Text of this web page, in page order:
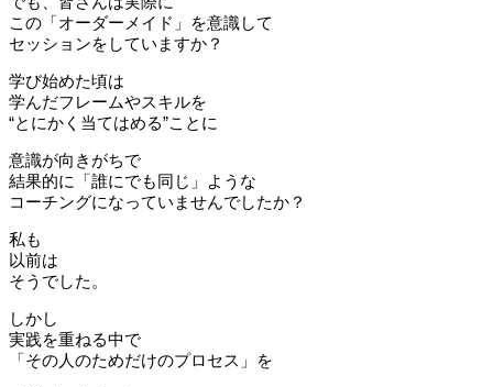
この「オーダーメイド」を意識して
セッションをしていますか？
学び始めた頃は
学んだフレームやスキルを
“とにかく当てはめる”ことに
意識が向きがちで
結果的に「誰にでも同じ」ような
コーチングになっていませんでしたか？
私も
以前は
そうでした。
しかし
実践を重ねる中で
「その人のためだけのプロセス」を